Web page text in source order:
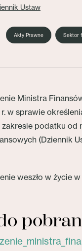
Ustaw
Akty Prawne Sektor
Ministra
w sprawie
podatku od
(Dziennik
weszło w życie